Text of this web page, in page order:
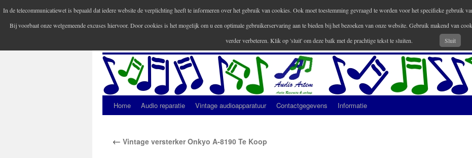
Audio Artem
Spring
inhoud
Home Audio reparatie Vintage audioapparatuur Contactgegevens Informatie
← Vintage versterker Onkyo A-8190 Te Koop
In de telecommunicatiewet is bepaald dat iedere website de verplichting heeft te informeren over het gebruik van cookies. Ook moet toestemming gevraagd te worden voor het specifieke
Bij voorbaat onze welgemeende excuses hiervoor. Door cookies is het mogelijk om u een optimale gebruikerservaring aan te bieden bij het bezoeken van onze website. Gebruik makend van
verder verbeteren. Klik op 'sluit' om deze balk met de prachtige tekst te sluiten.
Sluit